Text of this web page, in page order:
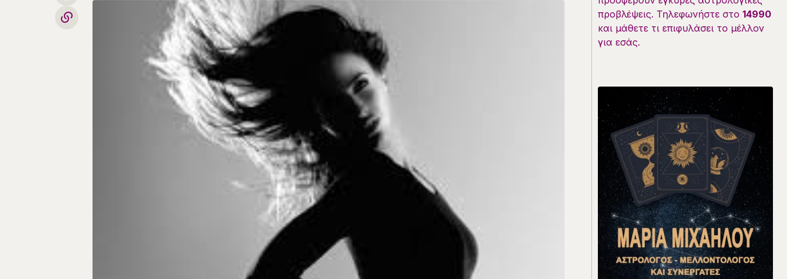
προβλέψεις. Τηλεφωνήστε στο 14990
και μάθετε τι επιφυλάσει το μέλλον
για εσάς.